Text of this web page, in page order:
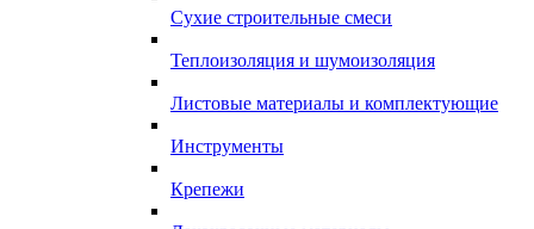
Сухие строительные смеси
Теплоизоляция и шумоизоляция
Листовые материалы и комплектующие
Инструменты
Крепежи